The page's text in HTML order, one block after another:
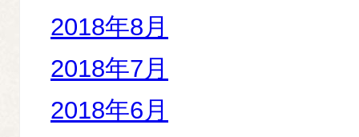
2018年8月
2018年7月
2018年6月